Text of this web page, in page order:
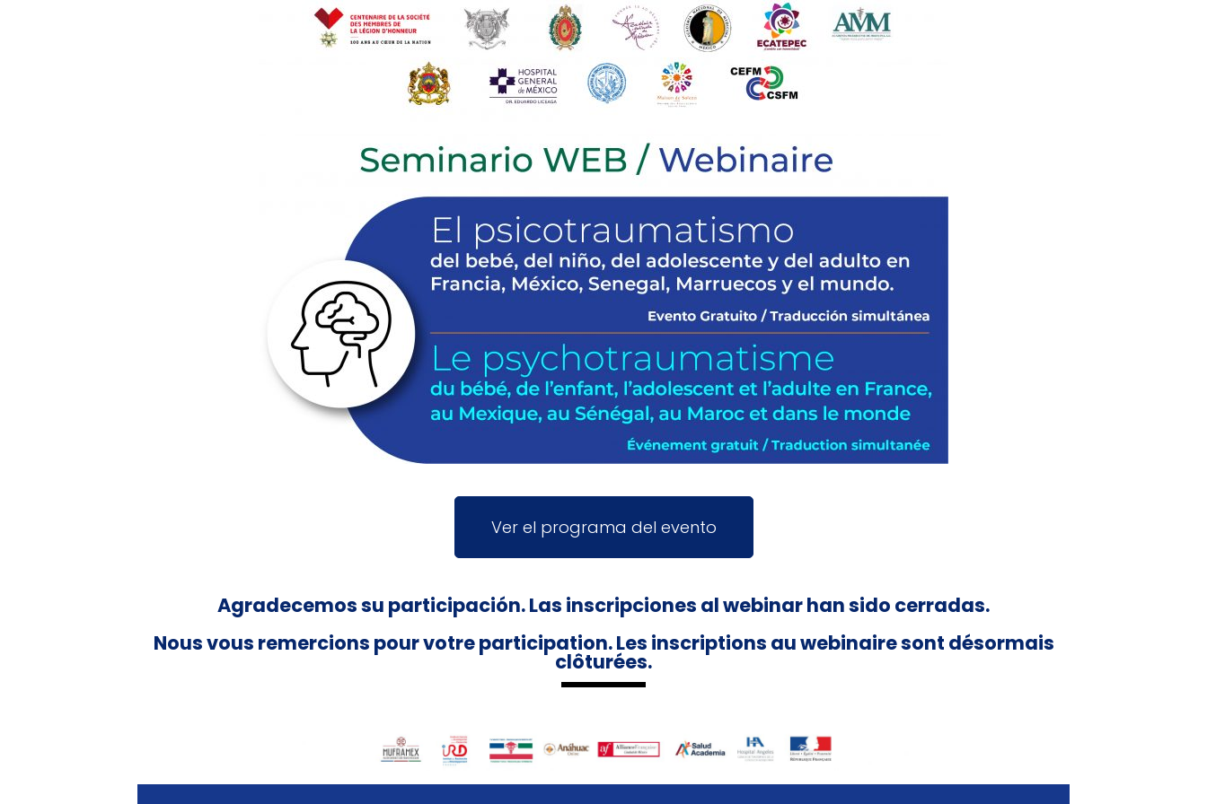
Ver el programa del evento
Agradecemos su participación. Las inscripciones al webinar han sido cerradas.
Nous vous remercions pour votre participation. Les inscriptions au webinaire sont désormais
clôturées.